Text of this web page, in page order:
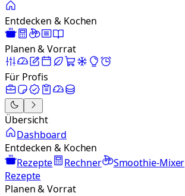
Entdecken & Kochen
Planen & Vorrat
Für Profis
Übersicht
Dashboard
Entdecken & Kochen
Rezepte
Rechner Smoothie-Mixer
Rezepte
Planen & Vorrat